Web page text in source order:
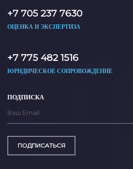
+7 705 237 7630
ОЦЕНКА И ЭКСПЕРТИЗА
+7 775 482 1516
ЮРИДИЧЕСКОЕ СОПРОВОЖДЕНИЕ
ПОДПИСКА
ПОДПИСАТЬСЯ